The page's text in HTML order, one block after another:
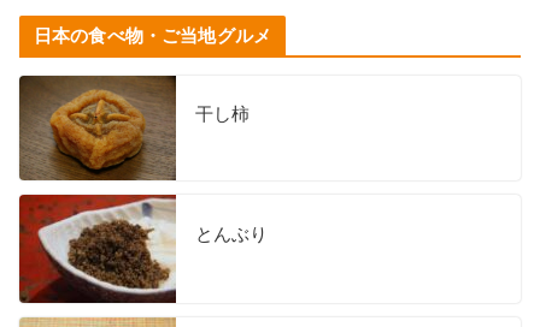
日本の食べ物・ご当地グルメ
干し柿
とんぶり